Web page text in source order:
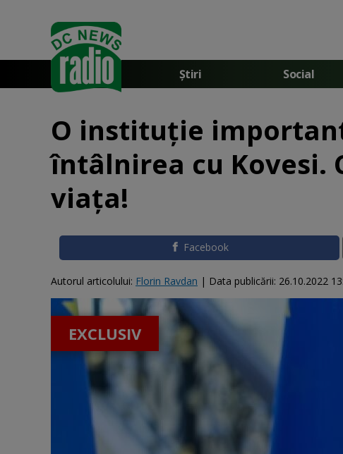
Știri Social
O instituţie
întâlnirea cu Kovesi.
viaţa!
Facebook
Autorul articolului: Florin Ravdan | Data publicării: 26.10.2022
EXCLUSIV